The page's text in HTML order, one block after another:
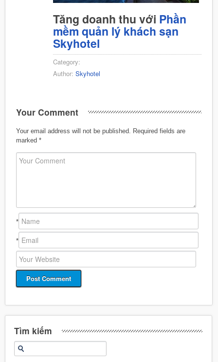
Tăng doanh thu với Phần
mềm quản lý khách sạn
Skyhotel
Category:
Author: Skyhotel
Your Comment
Your email address will not be published.
Required fields are
marked *
*
*
Tìm kiếm